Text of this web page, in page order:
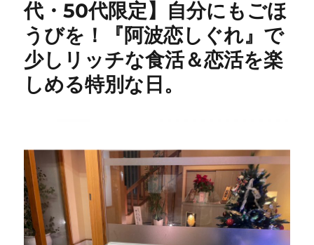
代・50代限定】自分にもごほ
うびを！『阿波恋しぐれ』で
少しリッチな食活＆恋活を楽
しめる特別な日。